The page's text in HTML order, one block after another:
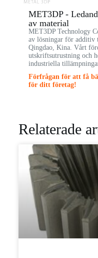
MET3DP -
av material
MET3DP Technology
av lösningar för additiv
Qingdao, Kina. Vårt
utskriftsutrustning och
industriella
Förfrågan för att få
för ditt företag!
Relaterade